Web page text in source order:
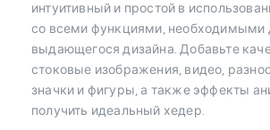
интуитивный и простой в
со всеми функциями, необходимыми
выдающегося дизайна. Добавьте
стоковые изображения, видео,
значки и фигуры, а также эффекты
получить идеальный хедер.